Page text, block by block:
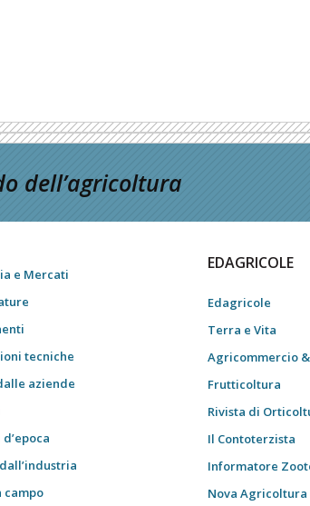
dell’agricoltura
e Mercati
tecniche
aziende
campo
EDAGRICOLE
Edagricole
Terra e Vita
Agricommercio
Frutticoltura
Rivista di
Il Contoterzista
Informatore
Nova Agricoltura